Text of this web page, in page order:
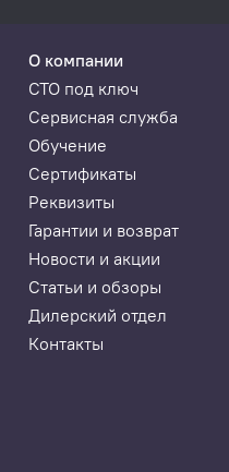
О компании
СТО под ключ
Сервисная служба
Обучение
Сертификаты
Реквизиты
Гарантии и возврат
Новости и акции
Статьи и обзоры
Дилерский отдел
Контакты